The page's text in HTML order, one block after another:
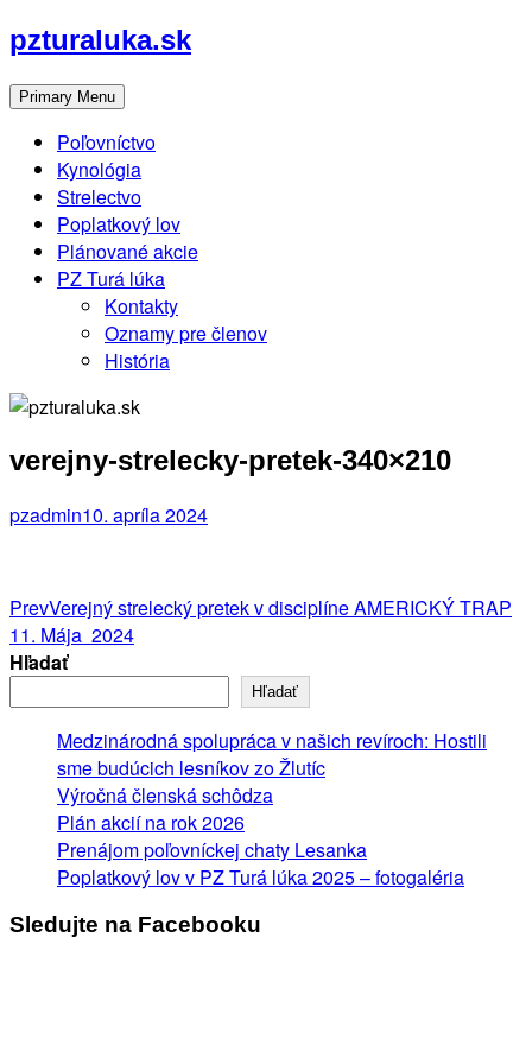
Skip
to
content
pzturaluka.sk
Primary Menu
Poľovníctvo
Kynológia
Strelectvo
Poplatkový lov
Plánované akcie
PZ Turá lúka
Kontakty
Oznamy pre členov
História
verejny-strelecky-pretek-340×210
pzadmin10. apríla 2024
Post
navigation
PrevVerejný strelecký pretek v disciplíne AMERICKÝ TRAP
11. Mája 2024
Hľadať
Hľadať
Medzinárodná spolupráca v našich revíroch: Hostili
sme budúcich lesníkov zo Žlutíc
Výročná členská schôdza
Plán akcií na rok 2026
Prenájom poľovníckej chaty Lesanka
Poplatkový lov v PZ Turá lúka 2025 – fotogaléria
Sledujte na Facebooku